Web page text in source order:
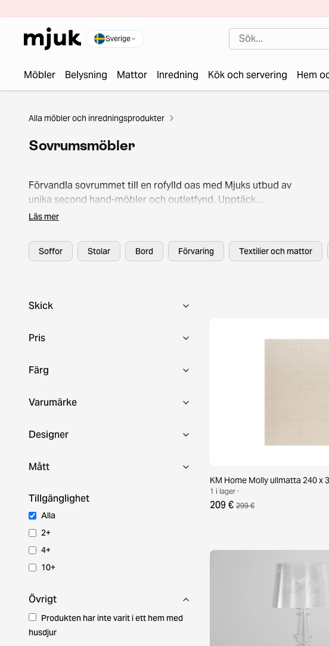
Sverige
Möbler Belysning Mattor Inredning Kök och servering Hem
Alla möbler och inredningsprodukter
Sovrumsmöbler
Förvandla sovrummet till en rofylld oas med Mjuks utbud av
unika second hand-möbler och outletfynd. Upptäck
hållbara alternativ för både komfort och inredning – från
förvaringslösningar.
Läs mer
Soffor Stolar Bord Förvaring Textilier och mattor
Skick
Pris
Färg
Varumärke
Designer
Mått
Tillgänglighet
Alla
2+
4+
10+
Övrigt
Produkten har inte varit i ett hem med
husdjur
KM Home Molly ullmatta 240 x
1 i lager ·
209 € 299 €